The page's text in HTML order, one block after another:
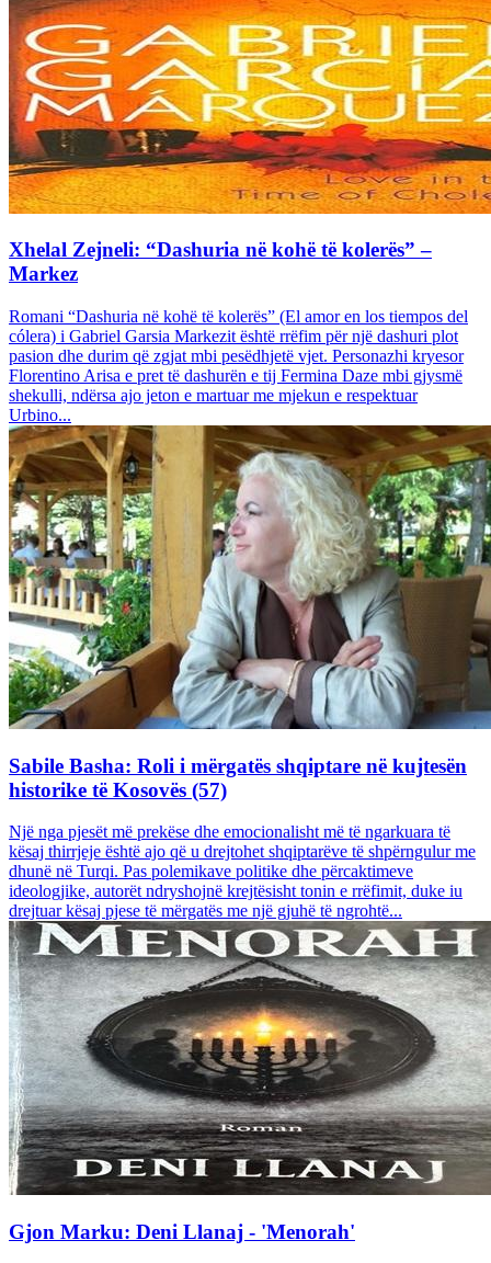
Xhelal Zejneli: “Dashuria në kohë të kolerës” –
Markez
Romani “Dashuria në kohë të kolerës” (El amor en los tiempos del
cólera) i Gabriel Garsia Markezit është rrëfim për një dashuri plot
pasion dhe durim që zgjat mbi pesëdhjetë vjet. Personazhi kryesor
Florentino Arisa e pret të dashurën e tij Fermina Daze mbi gjysmë
shekulli, ndërsa ajo jeton e martuar me mjekun e respektuar
Urbino...
Sabile Basha: Roli i mërgatës shqiptare në kujtesën
historike të Kosovës (57)
Një nga pjesët më prekëse dhe emocionalisht më të ngarkuara të
kësaj thirrjeje është ajo që u drejtohet shqiptarëve të shpërngulur me
dhunë në Turqi. Pas polemikave politike dhe përcaktimeve
ideologjike, autorët ndryshojnë krejtësisht tonin e rrëfimit, duke iu
drejtuar kësaj pjese të mërgatës me një gjuhë të ngrohtë...
Gjon Marku: Deni Llanaj - 'Menorah'